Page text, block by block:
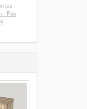
les
- Pas